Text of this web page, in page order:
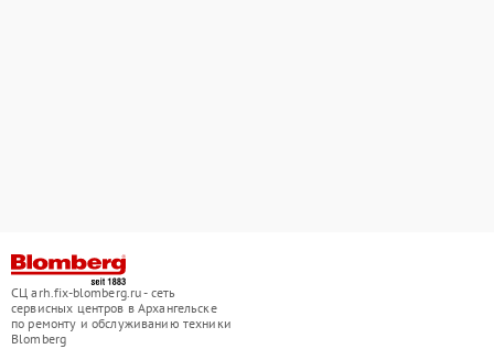
СЦ arh.fix-blomberg.ru - сеть
сервисных центров в Архангельске
по ремонту и обслуживанию техники
Blomberg